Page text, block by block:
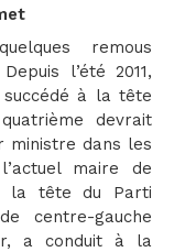
remous
l’été 2011,
à la tête
devrait
ministre dans les
maire de
la tête du Parti
centre-gauche
a conduit à la